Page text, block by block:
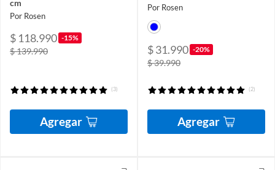
cm
Por Rosen
$ 118.990 -15%
$ 139.990
(3)
Agregar
Por Rosen
$ 31.990 -20%
$ 39.990
(2)
Agregar